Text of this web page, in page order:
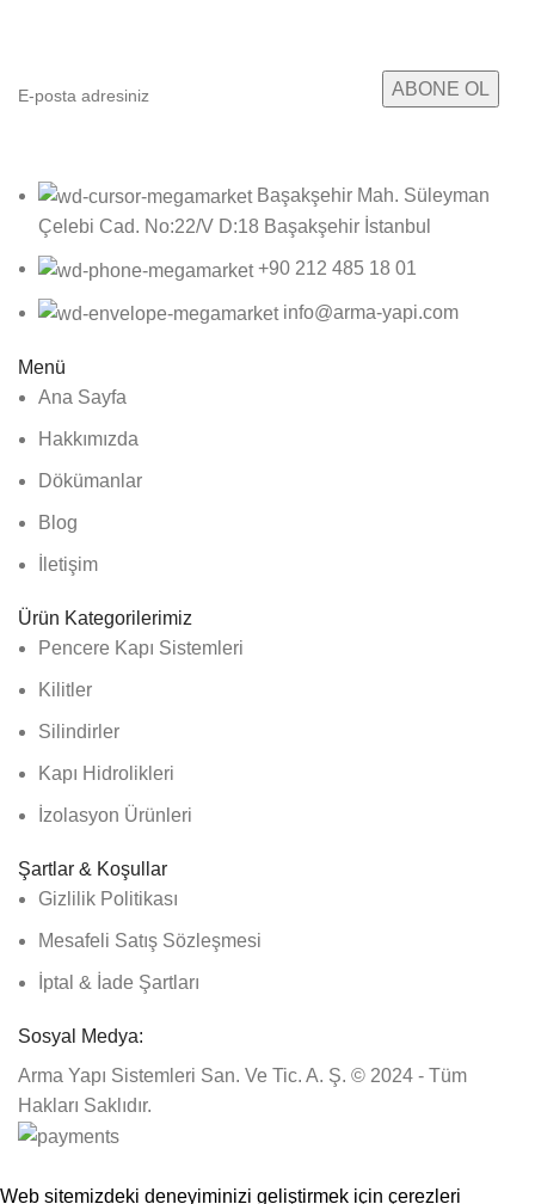
Başakşehir Mah. Süleyman
Çelebi Cad. No:22/V D:18 Başakşehir İstanbul
+90 212 485 18 01
info@arma-yapi.com
Menü
Ana Sayfa
Hakkımızda
Dökümanlar
Blog
İletişim
Ürün Kategorilerimiz
Pencere Kapı Sistemleri
Kilitler
Silindirler
Kapı Hidrolikleri
İzolasyon Ürünleri
Şartlar & Koşullar
Gizlilik Politikası
Mesafeli Satış Sözleşmesi
İptal & İade Şartları
Sosyal Medya:
Arma Yapı Sistemleri San. Ve Tic. A. Ş. © 2024 - Tüm
Hakları Saklıdır.
Web sitemizdeki deneyiminizi geliştirmek için çerezleri